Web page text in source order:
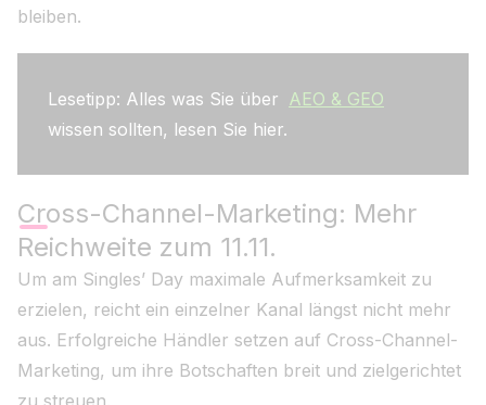
bleiben.
Lesetipp: Alles was Sie über AEO & GEO
wissen sollten, lesen Sie hier.
Cross-Channel-Marketing: Mehr
Reichweite zum 11.11.
Um am Singles’ Day maximale Aufmerksamkeit zu
erzielen, reicht ein einzelner Kanal längst nicht mehr
aus. Erfolgreiche Händler setzen auf Cross-Channel-
Marketing, um ihre Botschaften breit und zielgerichtet
zu streuen.